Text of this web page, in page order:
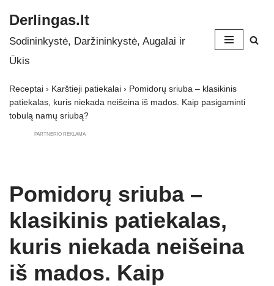
Skip
to
Derlingas.lt
Sodininkystė, Daržininkystė, Augalai ir
Ūkis
Receptai › Karštieji patiekalai › Pomidorų sriuba – klasikinis
patiekalas, kuris niekada neišeina iš mados. Kaip pasigaminti
tobulą namų sriubą?
PARTNERIO REKLAMA
Pomidorų sriuba –
klasikinis patiekalas,
kuris niekada neišeina
iš mados. Kaip